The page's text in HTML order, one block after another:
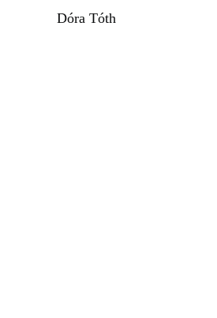
Dóra Tóth